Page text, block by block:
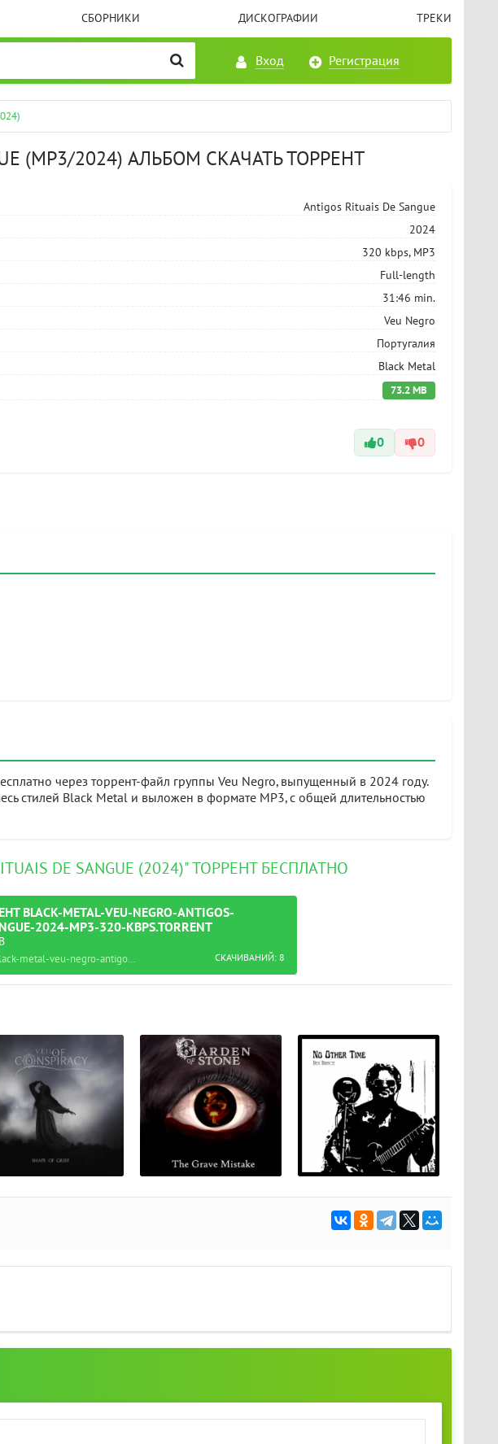
СБОРНИКИ ДИСКОГРАФИИ ТРЕКИ
Вход Регистрация
(MP3/2024) АЛЬБОМ СКАЧАТЬ ТОРРЕНТ
Antigos Rituais De Sangue
2024
320 kbps, MP3
Full-length
31:46 min.
Veu Negro
Португалия
Black Metal
73.2 MB
0 0
через торрент-файл группы Veu Negro, выпущенный в 2024 году.
стилей Black Metal и выложен в формате MP3, с общей длительностью
DE SANGUE (2024)" ТОРРЕНТ БЕСПЛАТНО
BLACK-METAL-VEU-NEGRO-ANTIGOS-
2024-MP3-320-KBPS.TORRENT
СКАЧИВАНИЙ: 8
Название файла: black-metal-veu-negro-antigos-rituais-de-sangue-2024-mp3-320-kbps.torrent